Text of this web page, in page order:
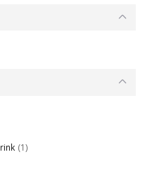
(1)